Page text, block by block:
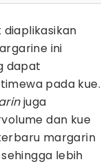
ini
dapat
pada kue.
juga
dan kue
margarin
lebih